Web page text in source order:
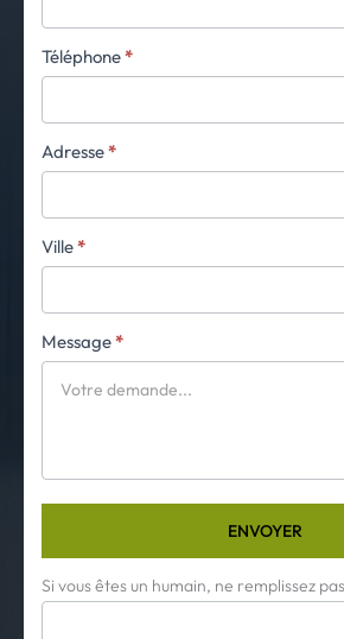
Téléphone*
Adresse*
Ville*
Message*
ENVOYER
Si vous êtes un humain, ne remplissez